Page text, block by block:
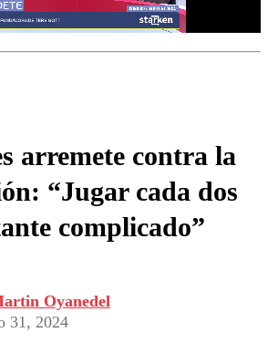
arremete contra la
“Jugar cada dos
complicado”
Oyanedel
31, 2024